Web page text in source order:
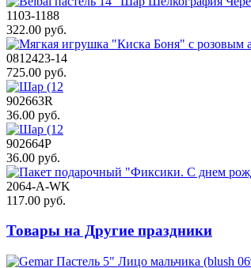
1103-1188
322.00 руб.
0812423-14
725.00 руб.
902663R
36.00 руб.
902664P
36.00 руб.
2064-A-WK
117.00 руб.
Товары на Другие праздники